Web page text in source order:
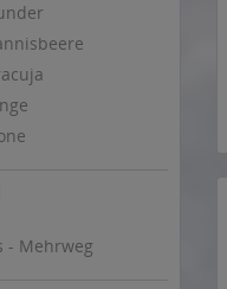
- Mehrweg